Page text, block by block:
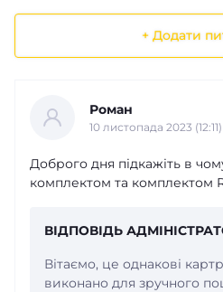
+ Додати
Роман
10 листопада 2023 (12:11)
Доброго дня підкажіть в
комплектом та комплектом
ВІДПОВІДЬ
Вітаємо, це однакові
виконано для зручного